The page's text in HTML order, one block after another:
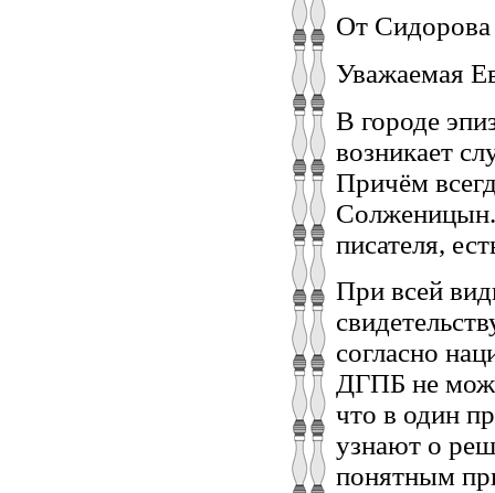
От Сидорова
Уважаемая
В городе
возникает
Причём
Солженицын.
писателя,
При всей
согласно
ДГПБ не
что в один
узнают о
понятным